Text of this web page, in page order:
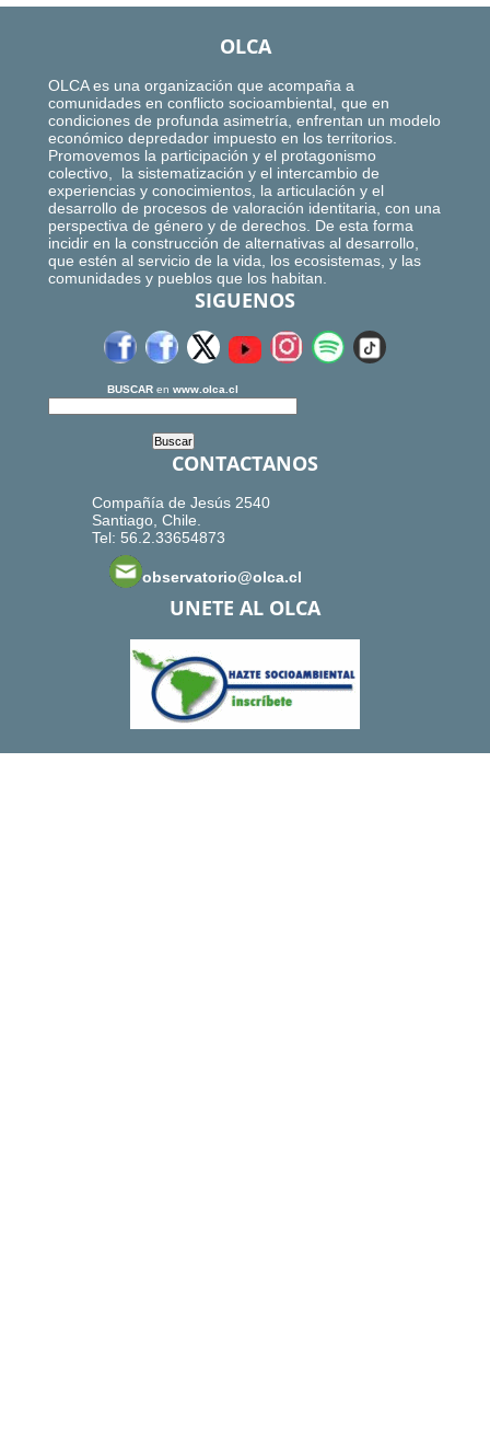
OLCA
OLCA es una organización que acompaña a
comunidades en conflicto socioambiental, que en
condiciones de profunda asimetría, enfrentan un modelo
económico depredador impuesto en los territorios.
Promovemos la participación y el protagonismo
colectivo, la sistematización y el intercambio de
experiencias y conocimientos, la articulación y el
desarrollo de procesos de valoración identitaria, con una
perspectiva de género y de derechos. De esta forma
incidir en la construcción de alternativas al desarrollo,
que estén al servicio de la vida, los ecosistemas, y las
comunidades y pueblos que los habitan.
SIGUENOS
BUSCAR en www.olca.cl
CONTACTANOS
Compañía de Jesús 2540
Santiago, Chile.
Tel: 56.2.33654873
observatorio@olca.cl
UNETE AL OLCA